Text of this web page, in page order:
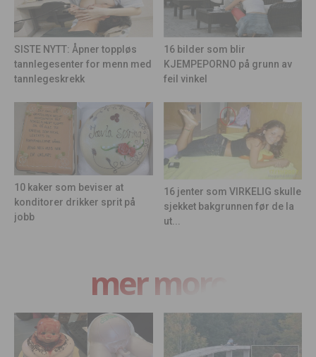
SISTE NYTT: Åpner toppløs
tannlegesenter for menn med
tannlegeskrekk
16 bilder som blir
KJEMPEPORNO på grunn av
feil vinkel
10 kaker som beviser at
konditorer drikker sprit på
jobb
16 jenter som VIRKELIG skulle
sjekket bakgrunnen før de la
ut...
mer moro